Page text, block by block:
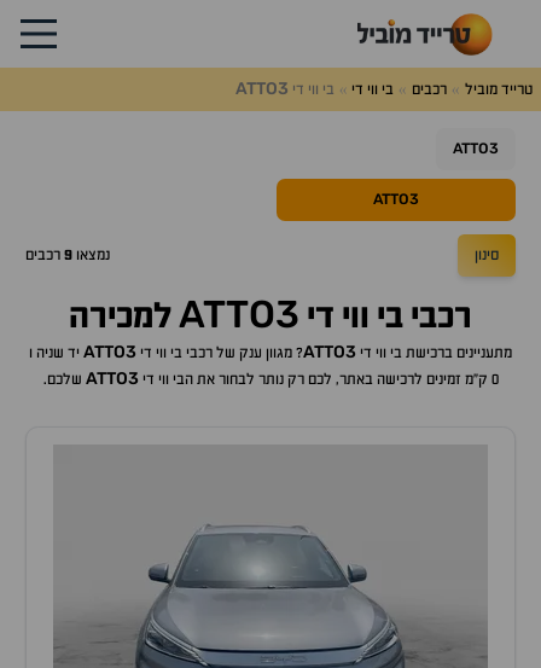
טרייד מוביל רכבים בי ווי די בי ווי די ATTO3
ATTO3
ATTO3
סינון נמצאו 9 רכבים
רכבי בי ווי די ATTO3למכירה
מתעניינים ברכישת בי ווי די ATTO3? מגוון ענק של רכבי בי ווי די ATTO3 יד שניה ו
0 ק"מ זמינים לרכישה באתר, לכם רק נותר לבחור את ה
בי ווי די ATTO3 שלכם.